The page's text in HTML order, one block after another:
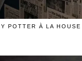
POTTER À LA